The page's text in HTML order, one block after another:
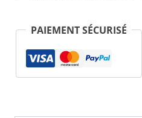
PAIEMENT SÉCURISÉ